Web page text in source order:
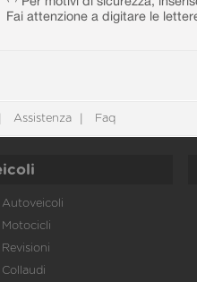
Fai attenzione a digitare le
Assistenza Faq
Autoveicoli
Motocicli
Revisioni
Collaudi